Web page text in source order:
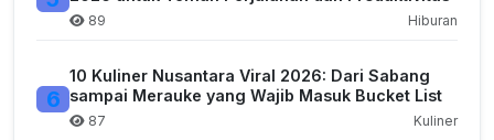
89 Hiburan
6
10 Kuliner Nusantara Viral 2026: Dari Sabang
sampai Merauke yang Wajib Masuk Bucket List
87 Kuliner